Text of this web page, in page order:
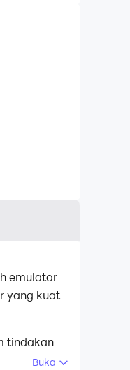
emulator
yang kuat
tindakan
daya
Buka